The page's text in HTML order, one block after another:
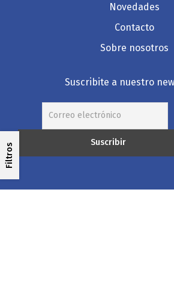
Filtros
Novedades
Contacto
Sobre nosotros
Suscribite a nuestro